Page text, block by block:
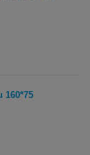
160*75